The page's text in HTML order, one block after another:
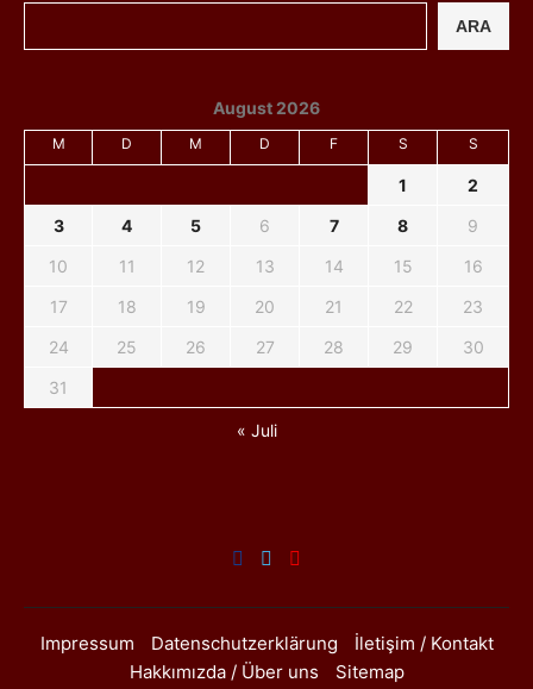
ARA
August 2026
M D M D F S S
1
2
3
4 5 6 7 8
9
10
11 12 13 14 15
16
17
18 19 20 21 22
23
24
25 26 27 28 29
30
31
« Juli
Impressum Datenschutzerklärung
İletişim / Kontakt
Hakkımızda / Über uns
Sitemap